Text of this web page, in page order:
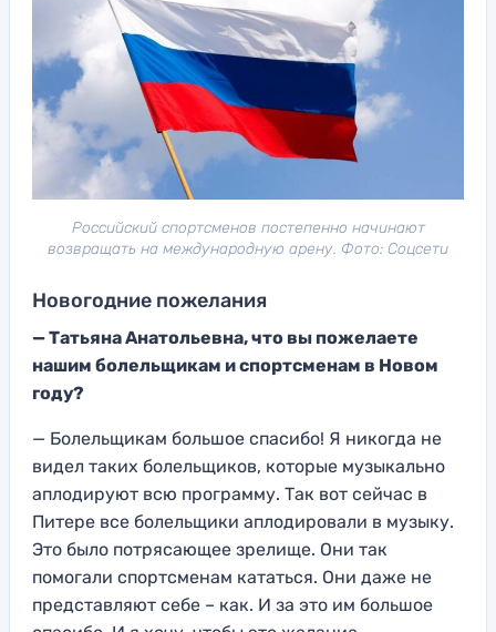
Российский спортсменов постепенно начинают
возвращать на международную арену. Фото: Соцсети
Новогодние пожелания
— Татьяна Анатольевна, что вы пожелаете
нашим болельщикам и спортсменам в Новом
году?
— Болельщикам большое спасибо! Я никогда не
видел таких болельщиков, которые музыкально
аплодируют всю программу. Так вот сейчас в
Питере все болельщики аплодировали в музыку.
Это было потрясающее зрелище. Они так
помогали спортсменам кататься. Они даже не
представляют себе – как. И за это им большое